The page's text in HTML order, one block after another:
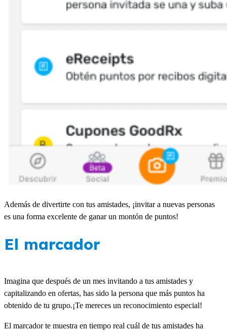
Además de divertirte con tus amistades, ¡invitar a nuevas personas
es una forma excelente de ganar un montón de puntos!
El marcador
Imagina que después de un mes invitando a tus amistades y
capitalizando en ofertas, has sido la persona que más puntos ha
obtenido de tu grupo.¡Te mereces un reconocimiento especial!
El marcador te muestra en tiempo real cuál de tus amistades ha